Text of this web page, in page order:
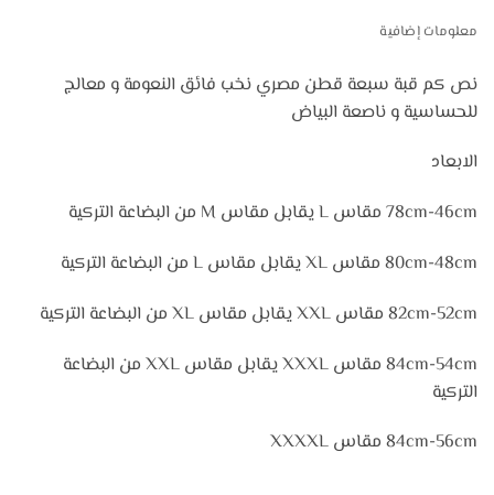
معلومات إضافية
نص كم قبة سبعة قطن مصري نخب فائق النعومة و معالج
للحساسية و ناصعة البياض
الابعاد
78cm-46cm مقاس L يقابل مقاس M من البضاعة التركية
80cm-48cm مقاس XL يقابل مقاس L من البضاعة التركية
82cm-52cm مقاس XXL يقابل مقاس XL من البضاعة التركية
84cm-54cm مقاس XXXL يقابل مقاس XXL من البضاعة
التركية
84cm-56cm مقاس XXXXL